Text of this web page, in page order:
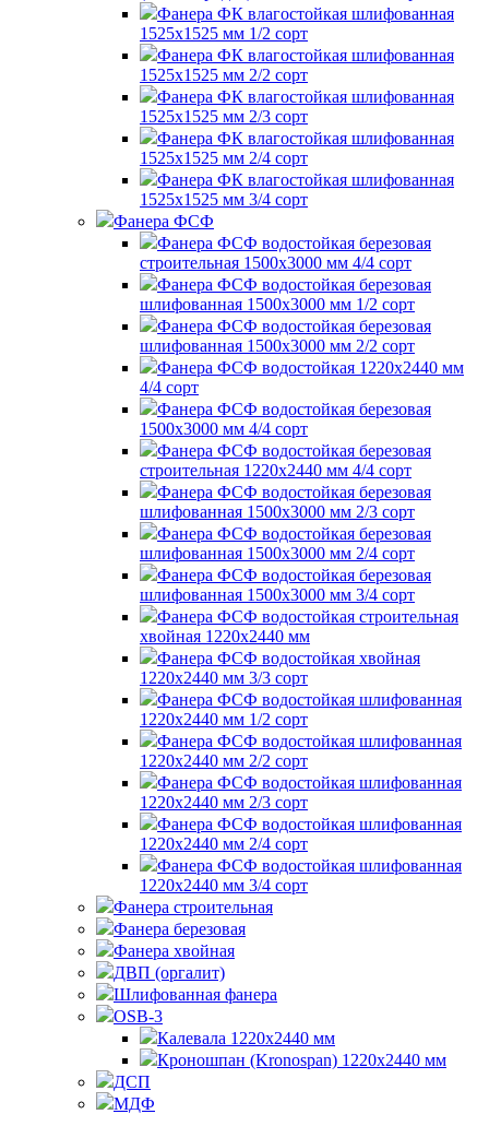
Фанера ФК влагостойкая шлифованная
1525х1525 мм 1/2 сорт
Фанера ФК влагостойкая шлифованная
1525х1525 мм 2/2 сорт
Фанера ФК влагостойкая шлифованная
1525х1525 мм 2/3 сорт
Фанера ФК влагостойкая шлифованная
1525х1525 мм 2/4 сорт
Фанера ФК влагостойкая шлифованная
1525х1525 мм 3/4 сорт
Фанера ФСФ
Фанера ФСФ водостойкая березовая
строительная 1500х3000 мм 4/4 сорт
Фанера ФСФ водостойкая березовая
шлифованная 1500х3000 мм 1/2 сорт
Фанера ФСФ водостойкая березовая
шлифованная 1500х3000 мм 2/2 сорт
Фанера ФСФ водостойкая 1220х2440 мм
4/4 сорт
Фанера ФСФ водостойкая березовая
1500х3000 мм 4/4 сорт
Фанера ФСФ водостойкая березовая
строительная 1220х2440 мм 4/4 сорт
Фанера ФСФ водостойкая березовая
шлифованная 1500х3000 мм 2/3 сорт
Фанера ФСФ водостойкая березовая
шлифованная 1500х3000 мм 2/4 сорт
Фанера ФСФ водостойкая березовая
шлифованная 1500х3000 мм 3/4 сорт
Фанера ФСФ водостойкая строительная
хвойная 1220х2440 мм
Фанера ФСФ водостойкая хвойная
1220х2440 мм 3/3 сорт
Фанера ФСФ водостойкая шлифованная
1220х2440 мм 1/2 сорт
Фанера ФСФ водостойкая шлифованная
1220х2440 мм 2/2 сорт
Фанера ФСФ водостойкая шлифованная
1220х2440 мм 2/3 сорт
Фанера ФСФ водостойкая шлифованная
1220х2440 мм 2/4 сорт
Фанера ФСФ водостойкая шлифованная
1220х2440 мм 3/4 сорт
Фанера строительная
Фанера березовая
Фанера хвойная
ДВП (оргалит)
Шлифованная фанера
OSB-3
Калевала 1220х2440 мм
Кроношпан (Kronospan) 1220х2440 мм
ДСП
МДФ